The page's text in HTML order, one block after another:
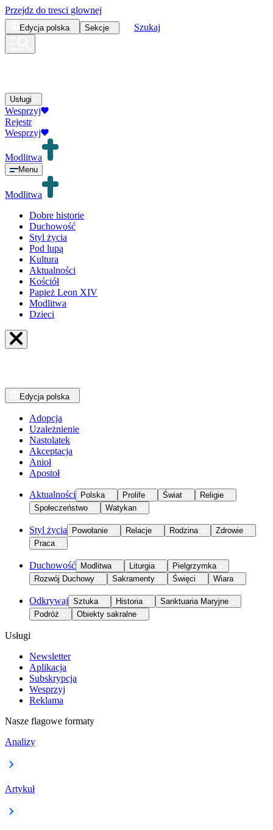
Przejdz do tresci glownej
Edycja polska Sekcje Szukaj
Usługi
Wesprzyj
Rejestr
Wesprzyj
Modlitwa
Menu
Modlitwa
Dobre historie
Duchowość
Styl życia
Pod lupą
Kultura
Aktualności
Kościół
Papież Leon XIV
Modlitwa
Dzieci
Edycja polska
Adopcja
Uzależnienie
Nastolatek
Akceptacja
Anioł
Apostoł
Aktualności Polska Prolife Świat
Religie
Społeczeństwo
Watykan
Styl życia Powołanie Relacje Rodzina
Zdrowie
Praca
Duchowość Modlitwa Liturgia
Pielgrzymka
Rozwój Duchowy
Sakramenty Święci Wiara
Odkrywaj Sztuka Historia
Sanktuaria Maryjne
Podróż
Obiekty sakralne
Usługi
Newsletter
Aplikacja
Subskrypcja
Wesprzyj
Reklama
Nasze flagowe formaty
Analizy
Artykuł